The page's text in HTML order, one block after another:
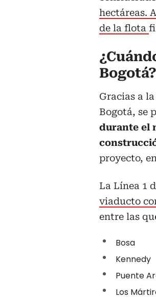
hectáreas.
de la flota
Bogotá?
Gracias a
Bogotá, se
durante el
proyecto,
La Línea 1
viaducto
entre las
Bosa
Kennedy
Puente
Los